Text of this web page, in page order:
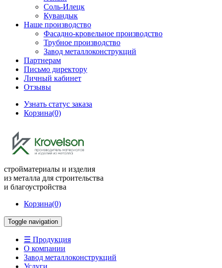
Соль-Илецк
Кувандык
Наше производство
Фасадно-кровельное производство
Трубное производство
Завод металлоконструкций
Партнерам
Письмо директору
Личный кабинет
Отзывы
Узнать статус заказа
Корзина(0)
стройматериалы и изделия
из металла для строительства
и благоустройства
Корзина(0)
Toggle navigation
☰ Продукция
О компании
Завод металлоконструкций
Услуги